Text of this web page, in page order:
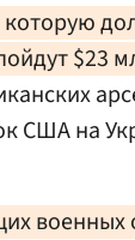
которую
$23
США на
военных